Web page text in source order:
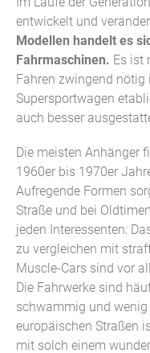
entwickelt und
Modellen handelt es
Fahrmaschinen. Es ist
Fahren zwingend nötig
Supersportwagen
auch besser
Die meisten Anhänger
1960er bis 1970er
Aufregende Formen
Straße und bei
jeden Interessenten:
zu vergleichen mit
Muscle-Cars sind vor
Die Fahrwerke sind
schwammig und
europäischen Straßen
mit solch einem